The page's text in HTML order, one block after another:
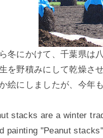
冬にかけて、千葉県は
を野積みにして乾燥させ
絵にしましたが、今年
stacks are a winter
painting "Peanut